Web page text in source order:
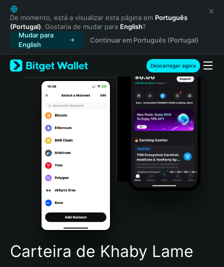
English
日本語
Tiếng Việt
Русский
Español (Latinoamérica)
Türkçe
Italiano
Português (Portugal)
Bahasa Indonesia
Português (Brasil)
Español (Argentina)
De momento, está a visualizar esta página em Português
(Portugal). Gostaria de mudar para English?
Mudar para
English
Continuar em Português (Portugal)
Descarregar agora
Carteira de Khaby Lame